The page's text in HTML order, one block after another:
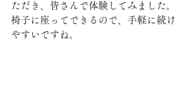
ただき、皆さんで体験してみました。
椅子に座ってできるので、手軽に続け
やすいですね。